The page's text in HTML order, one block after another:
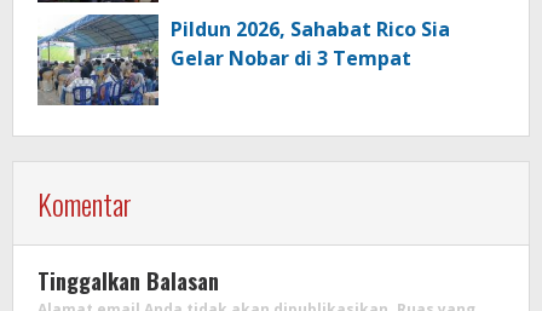
Pildun 2026, Sahabat Rico Sia
Gelar Nobar di 3 Tempat
Komentar
Tinggalkan Balasan